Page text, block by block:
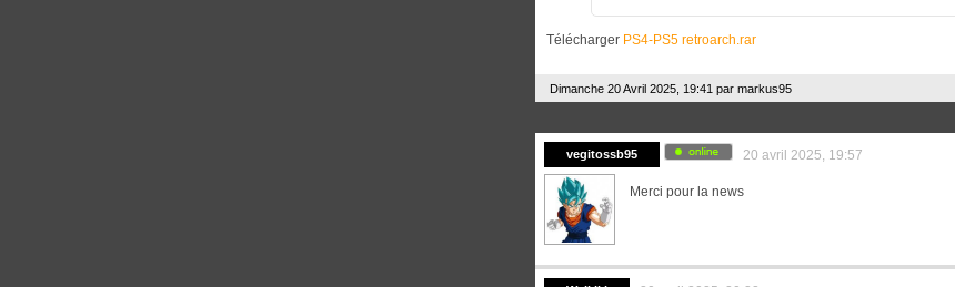
Télécharger PS4-PS5 retroarch.rar
Dimanche 20 Avril 2025, 19:41 par markus95
vegitossb95 20 avril 2025, 19:57
Merci pour la news